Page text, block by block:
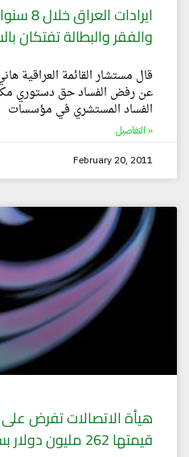
والفقر والبطالة تفتكان
عن رفض الفساد حق دستوري
الفساد المستشري في مؤسسات
التفاصيل »
February 20, 2011
هيأة الاتصالات تفرض
قيمتها 262 مليون دولار بسبب احتيالها